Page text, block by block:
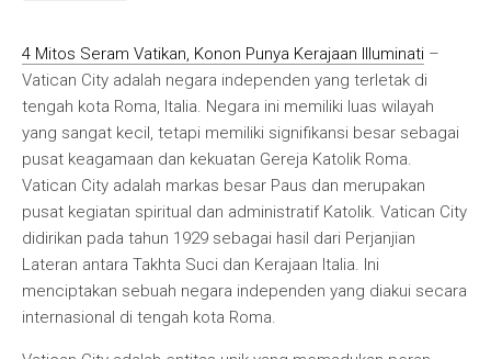
4 Mitos Seram Vatikan, Konon Punya Kerajaan Illuminati –
Vatican City adalah negara independen yang terletak di
tengah kota Roma, Italia. Negara ini memiliki luas wilayah
yang sangat kecil, tetapi memiliki signifikansi besar sebagai
pusat keagamaan dan kekuatan Gereja Katolik Roma.
Vatican City adalah markas besar Paus dan merupakan
pusat kegiatan spiritual dan administratif Katolik. Vatican City
didirikan pada tahun 1929 sebagai hasil dari Perjanjian
Lateran antara Takhta Suci dan Kerajaan Italia. Ini
menciptakan sebuah negara independen yang diakui secara
internasional di tengah kota Roma.